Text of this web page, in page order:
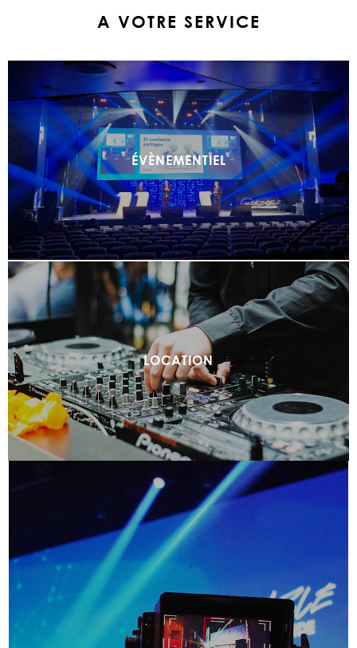
A VOTRE SERVICE
ÉVÈNEMENTIEL
LOCATION